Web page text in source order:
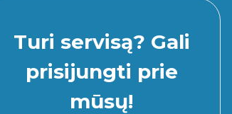
Turi servisą? Gali
prisijungti prie
mūsų!